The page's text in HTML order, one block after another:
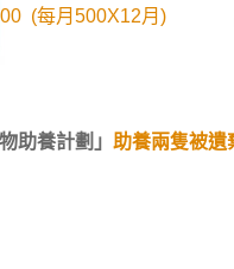
(每月500X12月)
助養計劃 」 助養兩隻被遺